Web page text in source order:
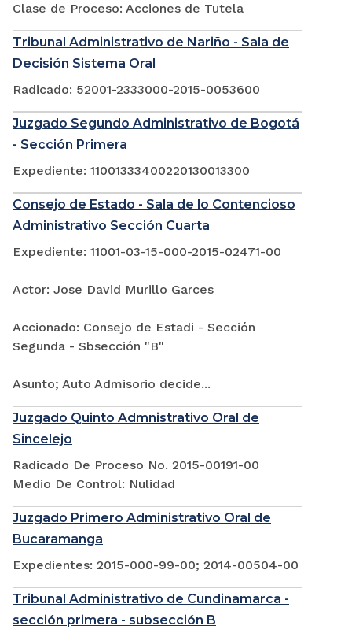
Clase de Proceso: Acciones de Tutela
Tribunal Administrativo de Nariño - Sala de
Decisión Sistema Oral
Radicado: 52001-2333000-2015-0053600
Juzgado Segundo Administrativo de Bogotá
- Sección Primera
Expediente: 11001333400220130013300
Consejo de Estado - Sala de lo Contencioso
Administrativo Sección Cuarta
Expediente: 11001-03-15-000-2015-02471-00
Actor: Jose David Murillo Garces
Accionado: Consejo de Estadi - Sección
Segunda - Sbsección "B"
Asunto; Auto Admisorio decide...
Juzgado Quinto Admnistrativo Oral de
Sincelejo
Radicado De Proceso No. 2015-00191-00
Medio De Control: Nulidad
Juzgado Primero Administrativo Oral de
Bucaramanga
Expedientes: 2015-000-99-00; 2014-00504-00
Tribunal Administrativo de Cundinamarca -
sección primera - subsección B